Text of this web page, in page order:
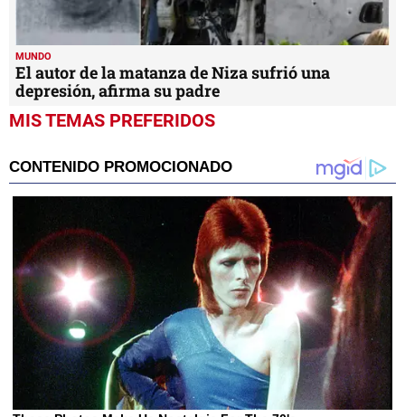
MUNDO
El autor de la matanza de Niza sufrió una
depresión, afirma su padre
MIS TEMAS PREFERIDOS